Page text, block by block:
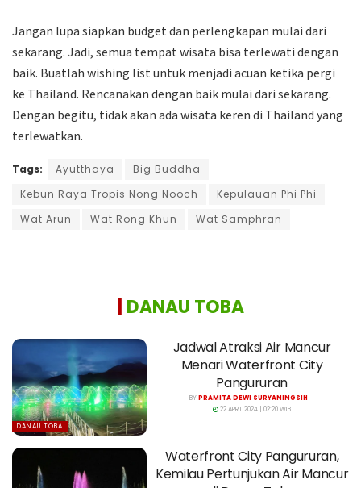
Jangan lupa siapkan budget dan perlengkapan mulai dari
sekarang. Jadi, semua tempat wisata bisa terlewati dengan
baik. Buatlah wishing list untuk menjadi acuan ketika pergi
ke Thailand. Rencanakan dengan baik mulai dari sekarang.
Dengan begitu, tidak akan ada wisata keren di Thailand yang
terlewatkan.
Tags: Ayutthaya
Big Buddha
Kebun Raya Tropis Nong Nooch
Kepulauan Phi Phi
Wat Arun
Wat Rong Khun Wat Samphran
DANAU TOBA
DANAU TOBA
Jadwal Atraksi Air Mancur
Menari Waterfront City
Pangururan
BYPRAMITA DEWI SURYANINGSIH
22 APRIL 2024 | 02:20 WIB
Waterfront City Pangururan,
Kemilau Pertunjukan Air Mancur